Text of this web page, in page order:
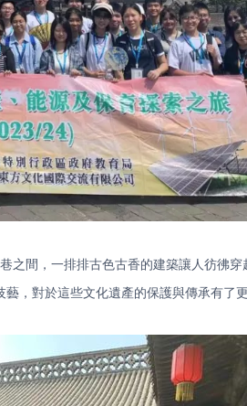
間，一排排古色古香的建築讓人彷彿穿
，對於這些文化遺產的保護與傳承有了更